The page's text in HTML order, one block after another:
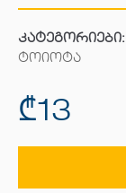
კატეგორიები:
ტოიოტა
₾13